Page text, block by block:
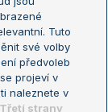
Tuto
své volby
předvoleb
projeví v
naleznete v
Třetí strany